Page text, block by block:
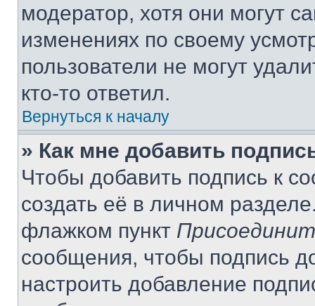
модератор, хотя они могут
изменениях по своему
пользователи не могут
кто-то ответил.
Вернуться к началу
» Как мне добавить
Чтобы добавить подпись к
создать её в личном
флажком пункт
сообщения, чтобы подпись
настроить добавление